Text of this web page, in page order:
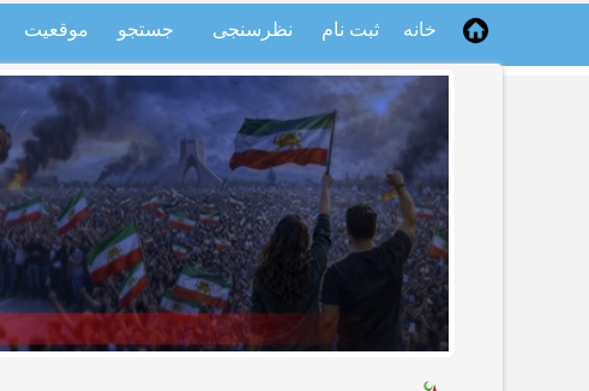
خانه ثبت نام نظرسنجی جستجو موقعیت